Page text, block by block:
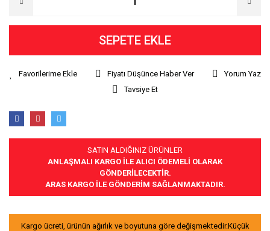
SEPETE EKLE
Fiyatı Düşünce Haber Ver
Yorum Yaz
Tavsiye Et
SATIN ALDIĞINIZ ÜRÜNLER
ANLAŞMALI KARGO İLE ALICI ÖDEMELİ OLARAK
GÖNDERİLECEKTİR.
ARAS KARGO İLE GÖNDERİM SAĞLANMAKTADIR.
Kargo ücreti, ürünün ağırlık ve boyutuna göre değişmektedir.Küçük